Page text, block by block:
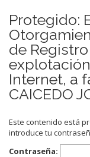
Protegido:
de
Internet, a
CAICEDO
Este contenido está
introduce tu
Contraseña: